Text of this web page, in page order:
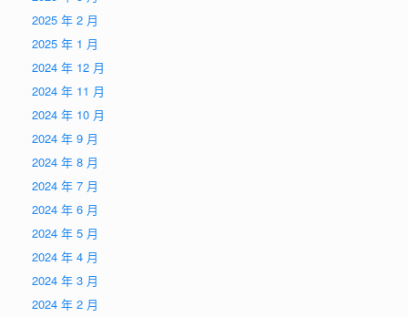
2025 年 2 月
2025 年 1 月
2024 年 12 月
2024 年 11 月
2024 年 10 月
2024 年 9 月
2024 年 8 月
2024 年 7 月
2024 年 6 月
2024 年 5 月
2024 年 4 月
2024 年 3 月
2024 年 2 月